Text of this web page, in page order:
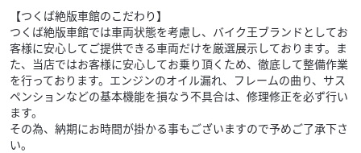
【つくば絶版車館のこだわり】
つくば絶版車館では車両状態を考慮し、バイク王ブランドとしてお
客様に安心してご提供できる車両だけを厳選展示しております。ま
た、当店ではお客様に安心してお乗り頂くため、徹底して整備作業
を行っております。エンジンのオイル漏れ、フレームの曲り、サス
ペンションなどの基本機能を損なう不具合は、修理修正を必ず行い
ます。
その為、納期にお時間が掛かる事もございますので予めご了承下さ
い。